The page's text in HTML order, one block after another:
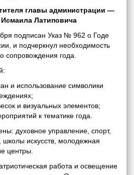
главы администрации —
Латиповича
подписан Указ № 962 о Годе
и подчеркнул необходимость
сопровождения года.
и использование символики
и визуальных элементов;
к тематике года.
духовное управление, спорт,
школы искусств, молодежная
центры.
работа и освещение